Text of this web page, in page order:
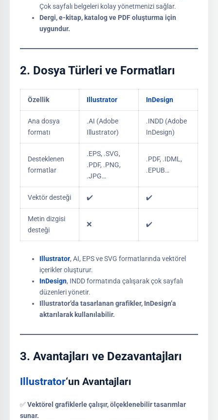
Çok sayfalı belgeleri kolay yönetmenizi sağlar.
Dergi, e-kitap, katalog ve PDF oluşturma için
uygundur.
2. Dosya Türleri ve Formatları
Özellik Illustrator InDesign
Ana dosya
formatı
.AI (Adobe
Illustrator)
.INDD (Adobe
InDesign)
Desteklenen
formatlar
.EPS, .SVG,
.PDF, .PNG,
.JPG…
.PDF, .IDML,
.EPUB…
Vektör desteği ✔️ ✔️
Metin dizgisi
desteği
❌ ✔️
Illustrator, AI, EPS ve SVG formatlarında vektörel
içerikler oluşturur.
InDesign, INDD formatında çalışarak çok sayfalı
düzenleri yönetir.
Illustrator’da tasarlanan grafikler, InDesign’a
aktarılarak kullanılabilir.
3. Avantajları ve Dezavantajları
Illustrator‘un Avantajları
✅Vektörel grafiklerle çalışır, ölçeklenebilir tasarımlar
sunar.